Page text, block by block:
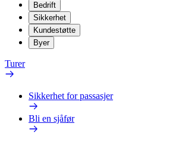
Bedrift
Sikkerhet
Kundestøtte
Byer
Turer
Sikkerhet for passasjer
Bli en sjåfør